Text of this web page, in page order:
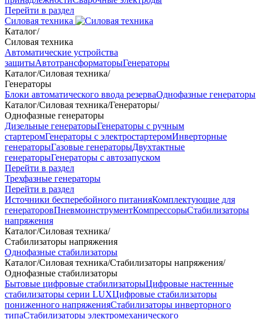
Перейти в раздел
Силовая техника
Каталог/
Силовая техника
Автоматические устройства
защитыАвтотрансформаторыГенераторы
Каталог/Силовая техника/
Генераторы
Блоки автоматического ввода резерваОднофазные генераторы
Каталог/Силовая техника/Генераторы/
Однофазные генераторы
Дизельные генераторыГенераторы с ручным
стартеромГенераторы с электростартеромИнверторные
генераторыГазовые генераторыДвухтактные
генераторыГенераторы с автозапуском
Перейти в раздел
Трехфазные генераторы
Перейти в раздел
Источники бесперебойного питанияКомплектующие для
генераторовПневмоинструментКомпрессорыСтабилизаторы
напряжения
Каталог/Силовая техника/
Стабилизаторы напряжения
Однофазные стабилизаторы
Каталог/Силовая техника/Стабилизаторы напряжения/
Однофазные стабилизаторы
Бытовые цифровые стабилизаторыЦифровые настенные
стабилизаторы серии LUXЦифровые стабилизаторы
пониженного напряженияСтабилизаторы инверторного
типаСтабилизаторы электромеханического